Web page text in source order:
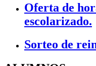
Oferta de
escolarizado.
Sorteo de